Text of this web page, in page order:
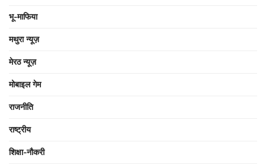
भू-माफिया
मथुरा न्यूज़
मेरठ न्यूज़
मोबाइल गेम
राजनीति
राष्ट्रीय
शिक्षा-नौकरी